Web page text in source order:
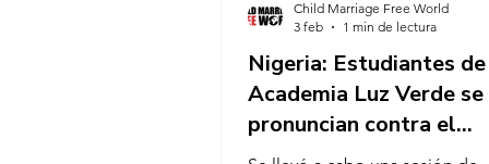
Nigeria: Estudiantes
Academia Luz Verde se
pronuncian contra el
matrimonio infantil
Child Marriage Free World
3 feb
1 min de lectura